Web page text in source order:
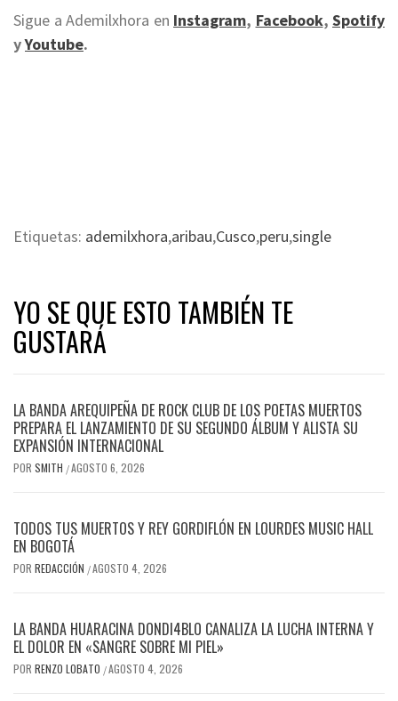
Sigue a Ademilxhora en Instagram, Facebook, Spotify
yYoutube.
Etiquetas: ademilxhora,aribau,Cusco,peru,single
YO SE QUE ESTO TAMBIÉN TE
GUSTARÁ
LA BANDA AREQUIPEÑA DE ROCK CLUB DE LOS POETAS MUERTOS
PREPARA EL LANZAMIENTO DE SU SEGUNDO ÁLBUM Y ALISTA SU
EXPANSIÓN INTERNACIONAL
POR SMITH /AGOSTO 6, 2026
TODOS TUS MUERTOS Y REY GORDIFLÓN EN LOURDES MUSIC HALL
EN BOGOTÁ
POR REDACCIÓN /AGOSTO 4, 2026
LA BANDA HUARACINA DONDI4BLO CANALIZA LA LUCHA INTERNA Y
EL DOLOR EN «SANGRE SOBRE MI PIEL»
POR RENZO LOBATO /AGOSTO 4, 2026